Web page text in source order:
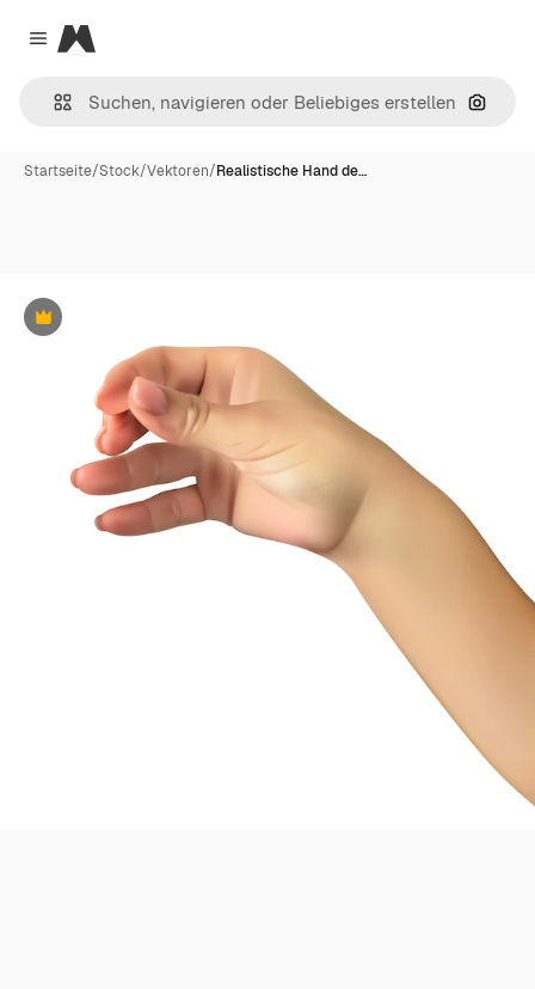
Close menu
Magnific
Nach
Startseite/Stock/Vektoren/Realistische Hand de…
Premium